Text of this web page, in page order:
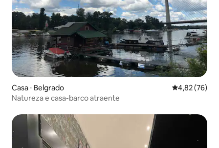
Casa ⋅ Belgrado 4,82 de uma
4,82 (76)
Natureza e casa-barco atraente